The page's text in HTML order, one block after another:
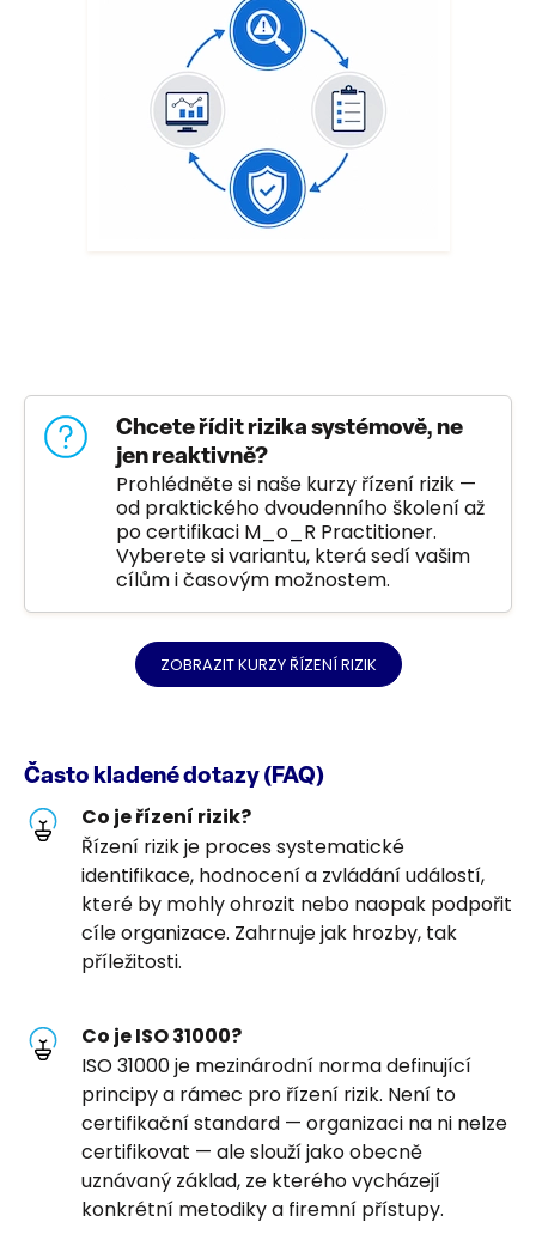
Chcete řídit rizika systémově, ne
jen reaktivně?
Prohlédněte si naše kurzy řízení rizik —
od praktického dvoudenního školení až
po certifikaci M_o_R Practitioner.
Vyberete si variantu, která sedí vašim
cílům i časovým možnostem.
ZOBRAZIT KURZY ŘÍZENÍ RIZIK
Často kladené dotazy (FAQ)
Co je řízení rizik?
Řízení rizik je proces systematické
identifikace, hodnocení a zvládání událostí,
které by mohly ohrozit nebo naopak podpořit
cíle organizace. Zahrnuje jak hrozby, tak
příležitosti.
Co je ISO 31000?
ISO 31000 je mezinárodní norma definující
principy a rámec pro řízení rizik. Není to
certifikační standard — organizaci na ni nelze
certifikovat — ale slouží jako obecně
uznávaný základ, ze kterého vycházejí
konkrétní metodiky a firemní přístupy.